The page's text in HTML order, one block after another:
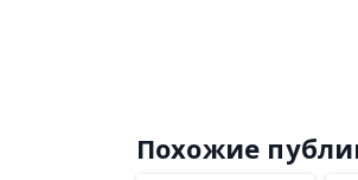
Похожие